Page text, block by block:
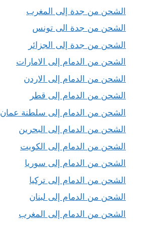
الشحن من جدة إلى المغرب
الشحن من جدة الى تونس
الشحن من جدة إلى الجزائر
الشحن من الدمام إلى الامارات
الشحن من الدمام إلى الاردن
الشحن من الدمام إلى قطر
الشحن من الدمام إلى سلطنة عمان
الشحن من الدمام إلى البحرين
الشحن من الدمام إلى الكويت
الشحن من الدمام إلى سوريا
الشحن من الدمام إلى تركيا
الشحن من الدمام إلى لبنان
الشحن من الدمام إلى المغرب